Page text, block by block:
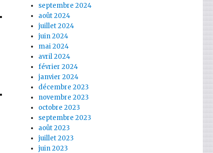
septembre 2024
août 2024
juillet 2024
juin 2024
mai 2024
avril 2024
février 2024
janvier 2024
décembre 2023
novembre 2023
octobre 2023
septembre 2023
août 2023
juillet 2023
juin 2023